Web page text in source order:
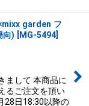
garden フ
向)
MG-5494
まして 本商品に
るご注文を頂い
28日18:30以降の